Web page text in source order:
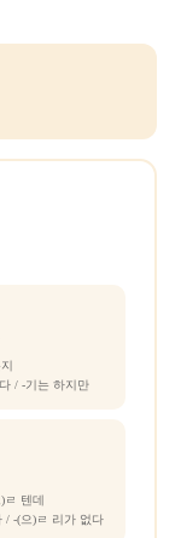
/ -기는 하지만
ㄹ 텐데
/ -(으)ㄹ 리가 없다